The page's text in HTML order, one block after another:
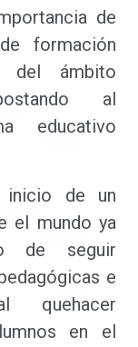
de
formación
del ámbito
al
educativo
inicio de un
el mundo ya
de seguir
e
quehacer
en el